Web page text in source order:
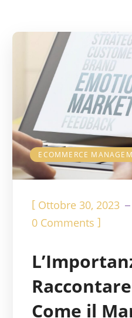
ECOMMERCE
[ Ottobre 30, 2023
0 Comments ]
Come il